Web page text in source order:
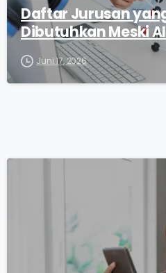
Daftar Jurusan
Dibutuhkan Meski
Juni 17, 2026